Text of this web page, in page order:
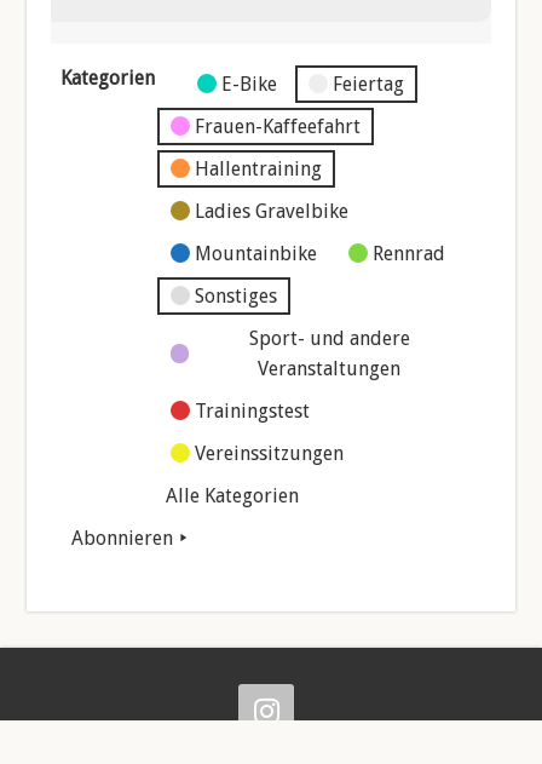
Kategorien
Kategorie
ohne
Titel
E-Bike
Feiertag
Frauen-Kaffeefahrt
Hallentraining
Ladies Gravelbike
Mountainbike
Rennrad
Sonstiges
Sport- und andere
Veranstaltungen
Trainingstest
Vereinssitzungen
Alle Kategorien
Abonnieren